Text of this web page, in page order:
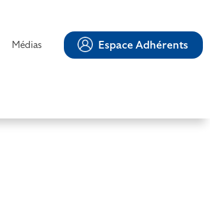
Médias Espace Adhérents